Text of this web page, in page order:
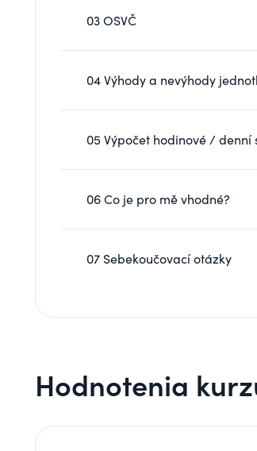
03 OSVČ
04 Výhody a nevýhody
05 Výpočet hodinové / denní
06 Co je pro mě vhodné?
07 Sebekoučovací otázky
Hodnotenia